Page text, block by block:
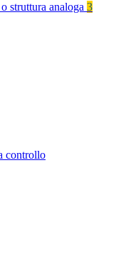
struttura analoga 3
controllo